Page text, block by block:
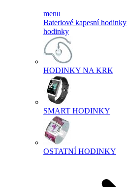
menu
Bateriové kapesní hodinky
hodinky
HODINKY NA KRK
SMART HODINKY
OSTATNÍ HODINKY